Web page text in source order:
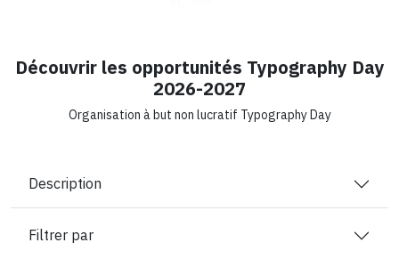
Découvrir les opportunités Typography Day
2026-2027
Organisation à but non lucratif Typography Day
Description
Filtrer par